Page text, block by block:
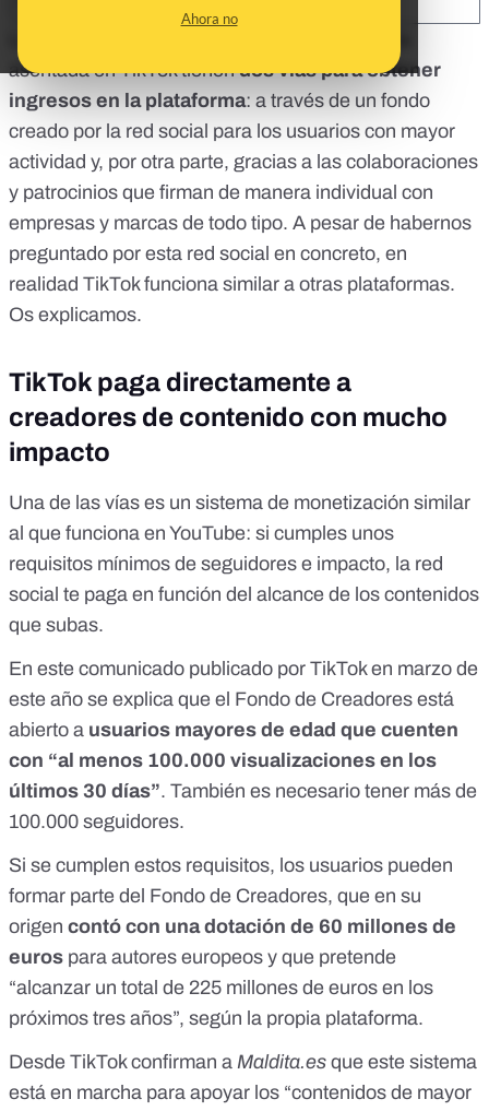
Ahora no
asentada en TikTok tienendos vías para obtener
ingresos en la plataforma: a través de un fondo
creado por la red social para los usuarios con mayor
actividad y, por otra parte, gracias a las colaboraciones
y patrocinios que firman de manera individual con
empresas y marcas de todo tipo. A pesar de habernos
preguntado por esta red social en concreto, en
realidad TikTok funciona similar a otras plataformas.
Os explicamos.
TikTok paga directamente a
creadores de contenido con mucho
impacto
Una de las vías es un sistema de monetización similar
al que funciona en YouTube: si cumples unos
requisitos mínimos de seguidores e impacto, la red
social te paga en función del alcance de los contenidos
que subas.
En este comunicado publicado por TikToken marzo de
este año se explica que el Fondo de Creadores está
abierto a usuarios mayores de edad que cuenten
con “al menos 100.000 visualizaciones en los
últimos 30 días”. También es necesario tener más de
100.000 seguidores.
Si se cumplen estos requisitos, los usuarios pueden
formar parte del Fondo de Creadores, que en su
origen contó con una dotación de 60 millones de
euros para autores europeos y que pretende
“alcanzar un total de 225 millones de euros en los
próximos tres años”, según la propia plataforma.
Desde TikTok confirman a Maldita.es que este sistema
está en marcha para apoyar los “contenidos de mayor